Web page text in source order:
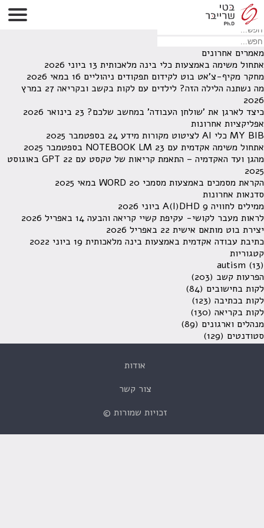
לא נמצאו תוצאות תחת קטגוריה זו.
מחפש משהו מסויים? השתמש בחיפוש
מאמרים אחרונים
אתחול משימה באמצעות כלי בינה מלאכותית 13 ביוני 2026
מחקר מקיף-צ'אט בוט לקידום תפקודים ניהוליים 16 במאי 2026
מה נשתנה הלילה הזה? לילדים עם לקות בקשב ובקריאה
27 במרץ
2026
כיצד לארגן את 'שולחן העבודה' במחשב שלכם? 23 בינואר 2026
אפליקציות אחרונות
MY BIB כלי AI לציטוט מקורות מידע
24 בספטמבר 2025
אתחול משימה אקדמית עם NOTEBOOK LM 23 בספטמבר 2025
מהגן ועד האקדמיה – התאמת קריאות של טקסט עם GPT
22 באוגוסט
2025
הקראת מסמכים באמצעות מסמכי WORD 20 במאי 2025
סדנאות אחרונות
ממילים לחוויה A(I)DHD 9 ביוני 2026
לראות מעבר לקושי- עקיפת קשיי קריאה והבעה 14 באפריל 2026
יצירת בוט מותאם אישית 22 באפריל 2026
כתיבת עבודה אקדמית באמצעות בינה מלאכותית 19 ביוני 2022
קטגוריות
autism (13)
הפרעות קשב (203)
לקות בחישובים (84)
לקות בכתיבה (123)
לקות בקריאה (130)
מנהלים וארגונים (89)
סטודנטים (129)
אודות
צור קשר
זכויות שמורות ©